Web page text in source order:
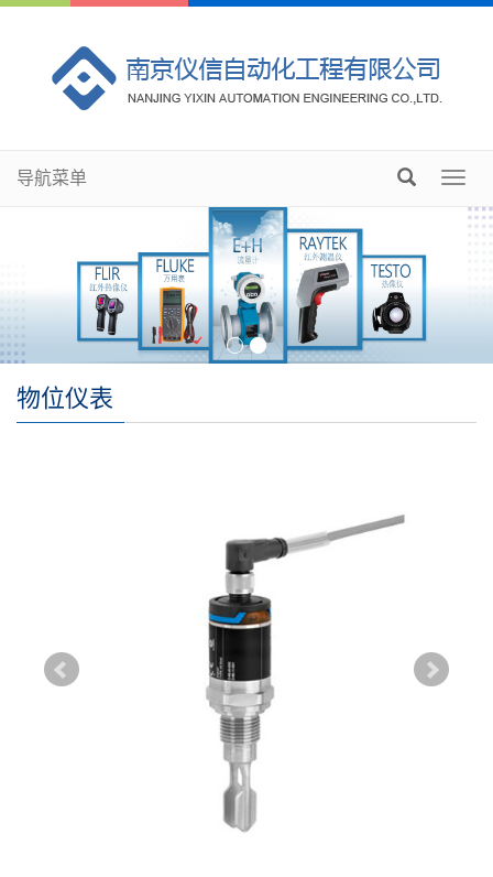
导航菜单
物位仪表